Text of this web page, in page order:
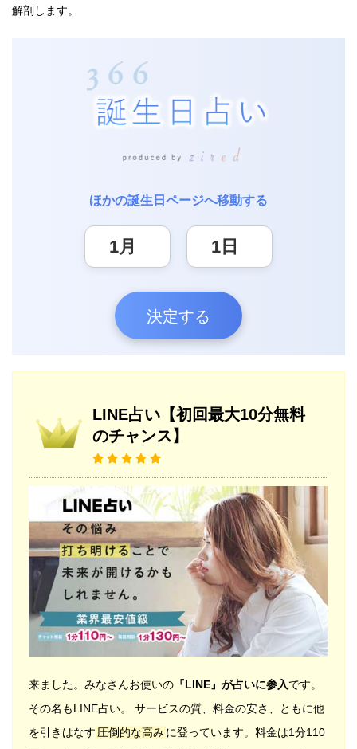
解剖します。
ほかの誕生日ページへ移動する
決定する
LINE占い【初回最大10分無料
のチャンス】
来ました。みなさんお使いの 『LINE』が占いに参入です。
その名もLINE占い。 サービスの質、料金の安さ、ともに他
を引きはなす 圧倒的な高みに登っています。料金は1分110